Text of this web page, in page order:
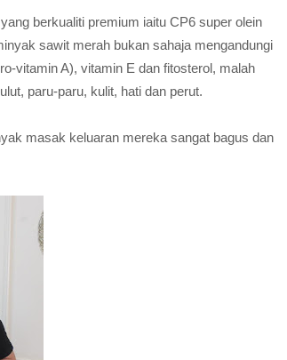
berkualiti premium iaitu CP6 super olein
sawit merah bukan sahaja mengandungi
vitamin A), vitamin E dan fitosterol, malah
paru-paru, kulit, hati dan perut.
masak keluaran mereka sangat bagus dan